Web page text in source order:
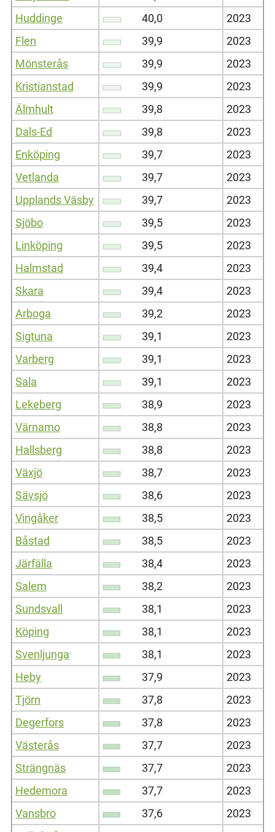
Huddinge
40,0
2023
Flen
39,9
2023
Mönsterås
39,9
2023
Kristianstad
39,9
2023
Älmhult
39,8
2023
Dals-Ed
39,8
2023
Enköping
39,7
2023
Vetlanda
39,7
2023
Upplands Väsby
39,7
2023
Sjöbo
39,5
2023
Linköping
39,5
2023
Halmstad
39,4
2023
Skara
39,4
2023
Arboga
39,2
2023
Sigtuna
39,1
2023
Varberg
39,1
2023
Sala
39,1
2023
Lekeberg
38,9
2023
Värnamo
38,8
2023
Hallsberg
38,8
2023
Växjö
38,7
2023
Sävsjö
38,6
2023
Vingåker
38,5
2023
Båstad
38,5
2023
Järfälla
38,4
2023
Salem
38,2
2023
Sundsvall
38,1
2023
Köping
38,1
2023
Svenljunga
38,1
2023
Heby
37,9
2023
Tjörn
37,8
2023
Degerfors
37,8
2023
Västerås
37,7
2023
Strängnäs
37,7
2023
Hedemora
37,7
2023
Vansbro
37,6
2023